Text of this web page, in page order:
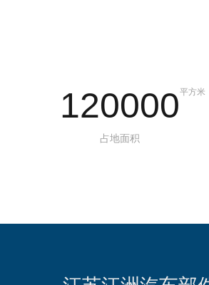
120000平方米
占地面积